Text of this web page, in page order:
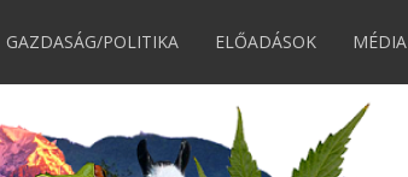
GAZDASÁG/POLITIKA ELŐADÁSOK MÉDIA